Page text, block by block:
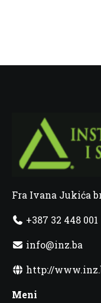
Fra Ivana Jukića
+387 32 448 001
info@inz.ba
http://
Meni